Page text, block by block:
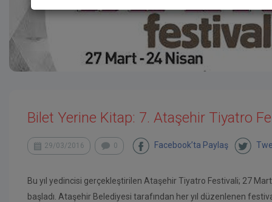
Bilet Yerine Kitap: 7. Ataşehir Tiyatro
29/03/2016 0 Facebook’ta Paylaş
Bu yıl yedincisi gerçekleştirilen Ataşehir Tiyatro Festivali; 27
başladı. Ataşehir Belediyesi tarafından her yıl düzenlenen